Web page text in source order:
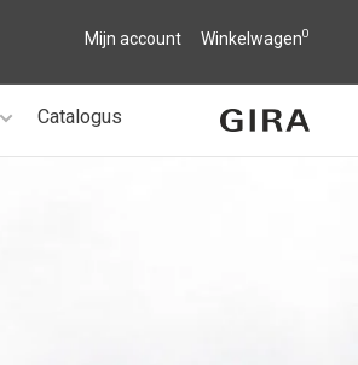
Mijn account Winkelwagen0
Catalogus